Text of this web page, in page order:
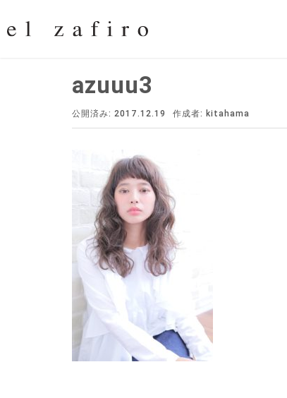
azuuu3
公開済み: 2017.12.19 作成者: kitahama